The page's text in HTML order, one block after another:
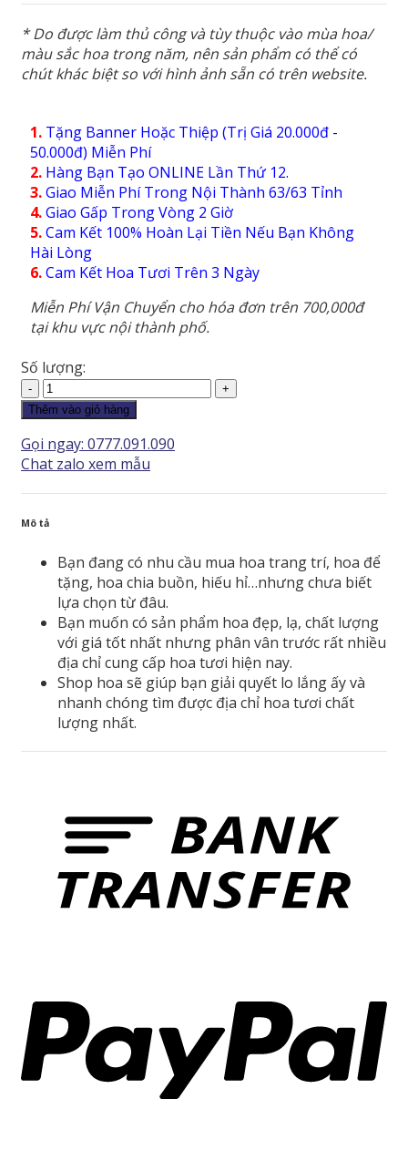
* Do được làm thủ công và tùy thuộc vào mùa hoa/
màu sắc hoa trong năm, nên sản phẩm có thể có
chút khác biệt so với hình ảnh sẵn có trên website.
1. Tặng Banner Hoặc Thiệp (Trị Giá 20.000đ -
50.000đ) Miễn Phí
2. Hàng Bạn Tạo ONLINE Lần Thứ 12.
3.Giao Miễn Phí Trong Nội Thành 63/63 Tỉnh
4.Giao Gấp Trong Vòng 2 Giờ
5.Cam Kết 100% Hoàn Lại Tiền Nếu Bạn Không
Hài Lòng
6.Cam Kết Hoa Tươi Trên 3 Ngày
Miễn Phí Vận Chuyển cho hóa đơn trên 700,000đ
tại khu vực nội thành phố.
Số lượng:
Giỏ
Hoa
GH052
số
Thêm vào giỏ hàng
Gọi ngay: 0777.091.090
Chat zalo xem mẫu
Mô tả
Bạn đang có nhu cầu mua hoa trang trí, hoa để
tặng, hoa chia buồn, hiếu hỉ…nhưng chưa biết
lựa chọn từ đâu.
Bạn muốn có sản phẩm hoa đẹp, lạ, chất lượng
với giá tốt nhất nhưng phân vân trước rất nhiều
địa chỉ cung cấp hoa tươi hiện nay.
Shop hoa sẽ giúp bạn giải quyết lo lắng ấy và
nhanh chóng tìm được địa chỉ hoa tươi chất
lượng nhất.